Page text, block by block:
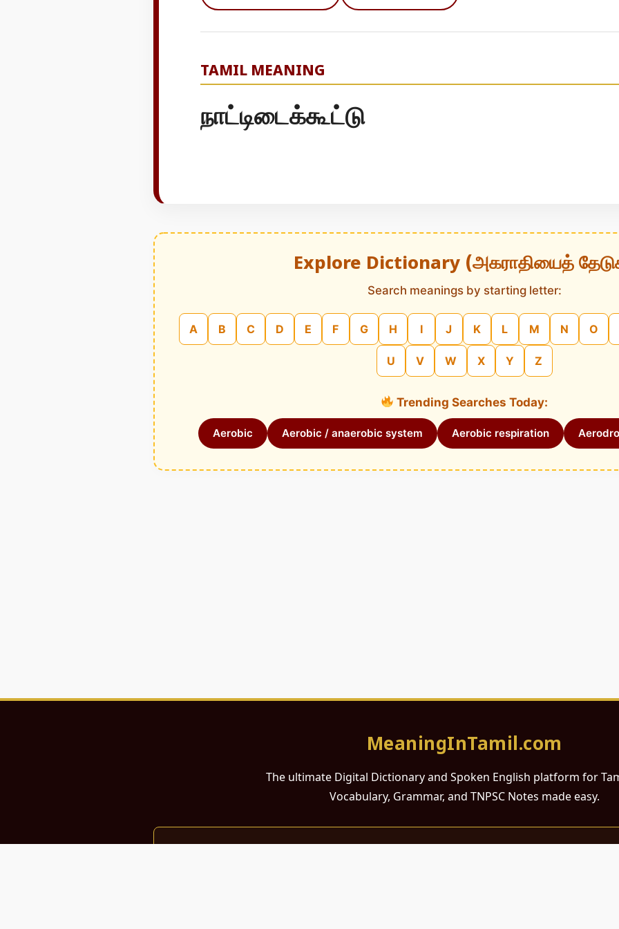
TAMIL MEANING
நாட்டிடைக்கூட்டு
Explore Dictionary (அகராதியைத்
Search meanings by starting letter:
A B C D E F G H I J K L M N O
U V W X Y Z
Trending Searches Today:
Aerobic Aerobic / anaerobic system Aerobic respiration
MeaningInTamil.com
The ultimate Digital Dictionary and Spoken English platform for
Vocabulary, Grammar, and TNPSC Notes made easy.